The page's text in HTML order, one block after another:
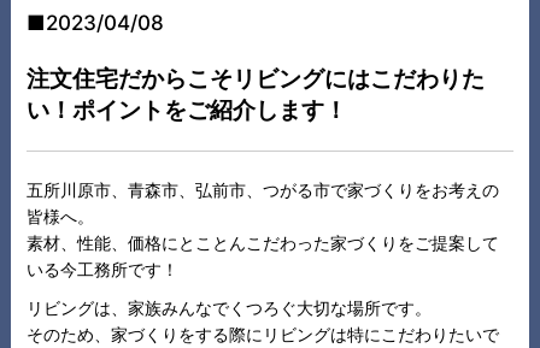
2023/04/08
注文住宅だからこそリビングにはこだわりた
い！ポイントをご紹介します！
五所川原市、青森市、弘前市、つがる市で家づくりをお考えの
皆様へ。
素材、性能、価格にとことんこだわった家づくりをご提案して
いる今工務所です！
リビングは、家族みんなでくつろぐ大切な場所です。
そのため、家づくりをする際にリビングは特にこだわりたいで